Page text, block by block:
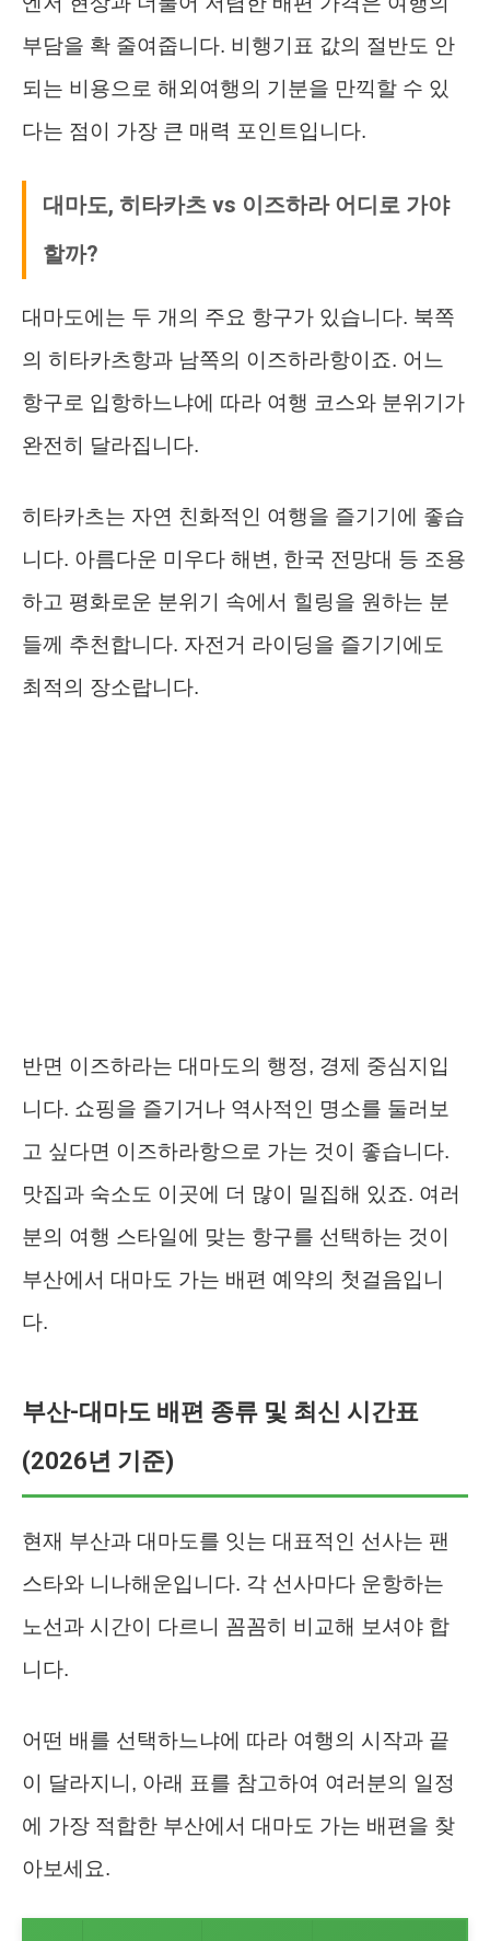
부담을 확 줄여줍니다. 비행기표 값의 절반도 안
되는 비용으로 해외여행의 기분을 만끽할 수 있
다는 점이 가장 큰 매력 포인트입니다.
대마도, 히타카츠 vs 이즈하라 어디로 가야
할까?
대마도에는 두 개의 주요 항구가 있습니다. 북쪽
의 히타카츠항과 남쪽의 이즈하라항이죠. 어느
항구로 입항하느냐에 따라 여행 코스와 분위기가
완전히 달라집니다.
히타카츠는 자연 친화적인 여행을 즐기기에 좋습
니다. 아름다운 미우다 해변, 한국 전망대 등 조용
하고 평화로운 분위기 속에서 힐링을 원하는 분
들께 추천합니다. 자전거 라이딩을 즐기기에도
최적의 장소랍니다.
반면 이즈하라는 대마도의 행정, 경제 중심지입
니다. 쇼핑을 즐기거나 역사적인 명소를 둘러보
고 싶다면 이즈하라항으로 가는 것이 좋습니다.
맛집과 숙소도 이곳에 더 많이 밀집해 있죠. 여러
분의 여행 스타일에 맞는 항구를 선택하는 것이
부산에서 대마도 가는 배편 예약의 첫걸음입니
다.
부산-대마도 배편 종류 및 최신 시간표
(2026년 기준)
현재 부산과 대마도를 잇는 대표적인 선사는 팬
스타와 니나해운입니다. 각 선사마다 운항하는
노선과 시간이 다르니 꼼꼼히 비교해 보셔야 합
니다.
어떤 배를 선택하느냐에 따라 여행의 시작과 끝
이 달라지니, 아래 표를 참고하여 여러분의 일정
에 가장 적합한 부산에서 대마도 가는 배편을 찾
아보세요.